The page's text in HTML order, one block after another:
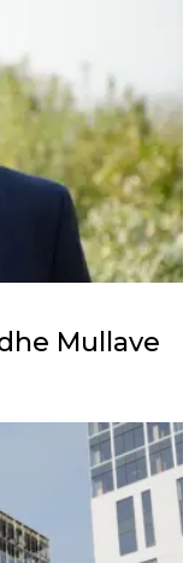
Mullave